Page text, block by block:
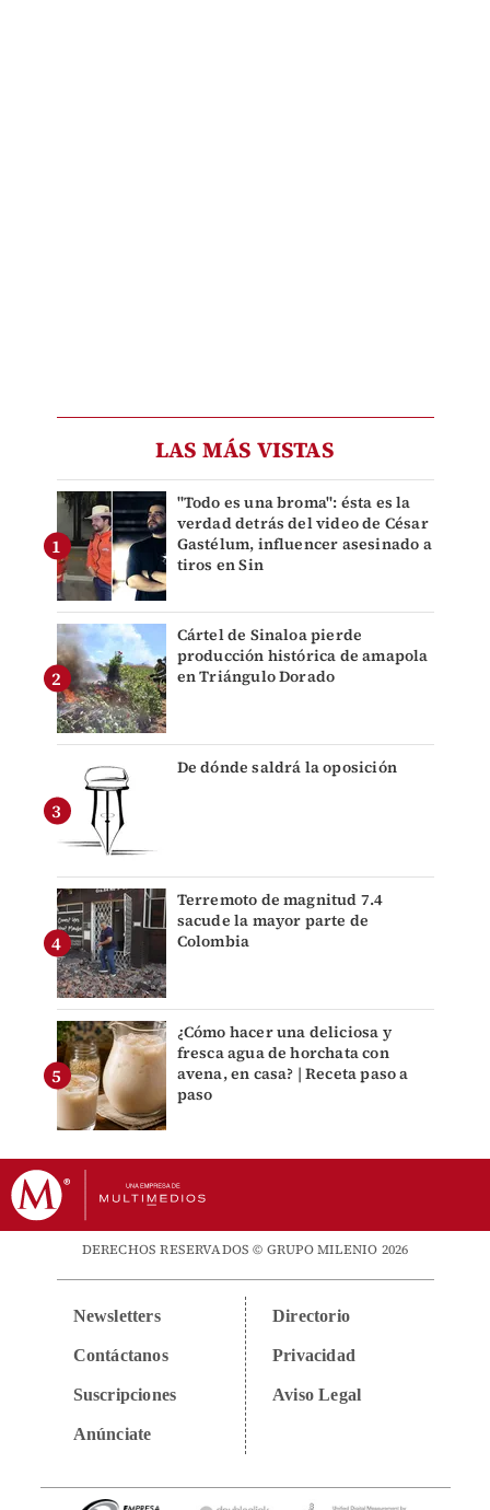
LAS MÁS VISTAS
"Todo es una broma": ésta es la
verdad detrás del video de César
Gastélum, influencer asesinado a
tiros en Sin
Cártel de Sinaloa pierde
producción histórica de amapola
en Triángulo Dorado
De dónde saldrá la oposición
Terremoto de magnitud 7.4
sacude la mayor parte de
Colombia
¿Cómo hacer una deliciosa y
fresca agua de horchata con
avena, en casa? | Receta paso a
paso
DERECHOS RESERVADOS © GRUPO MILENIO 2026
Newsletters
Contáctanos
Suscripciones
Anúnciate
Directorio
Privacidad
Aviso Legal